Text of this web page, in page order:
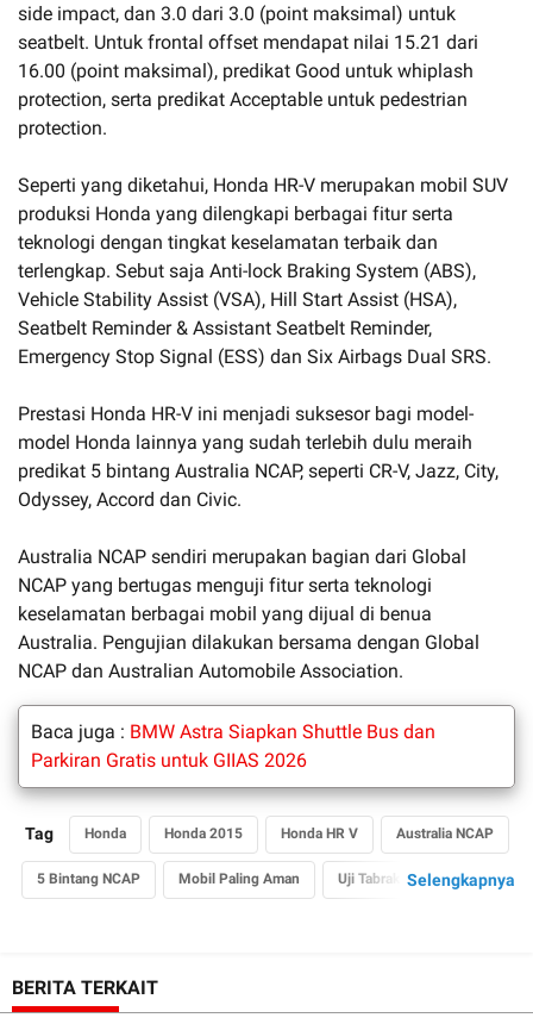
side impact, dan 3.0 dari 3.0 (point maksimal) untuk
seatbelt. Untuk frontal offset mendapat nilai 15.21 dari
16.00 (point maksimal), predikat Good untuk whiplash
protection, serta predikat Acceptable untuk pedestrian
protection.
Seperti yang diketahui, Honda HR-V merupakan mobil SUV
produksi Honda yang dilengkapi berbagai fitur serta
teknologi dengan tingkat keselamatan terbaik dan
terlengkap. Sebut saja Anti-lock Braking System (ABS),
Vehicle Stability Assist (VSA), Hill Start Assist (HSA),
Seatbelt Reminder & Assistant Seatbelt Reminder,
Emergency Stop Signal (ESS) dan Six Airbags Dual SRS.
Prestasi Honda HR-V ini menjadi suksesor bagi model-
model Honda lainnya yang sudah terlebih dulu meraih
predikat 5 bintang Australia NCAP, seperti CR-V, Jazz, City,
Odyssey, Accord dan Civic.
Australia NCAP sendiri merupakan bagian dari Global
NCAP yang bertugas menguji fitur serta teknologi
keselamatan berbagai mobil yang dijual di benua
Australia. Pengujian dilakukan bersama dengan Global
NCAP dan Australian Automobile Association.
Baca juga : BMW Astra Siapkan Shuttle Bus dan
Parkiran Gratis untuk GIIAS 2026
Tag Honda Honda 2015 Honda HR V Australia NCAP
5 Bintang NCAP Mobil Paling Aman Uji Tabrak NCAPSelengkapnya
BERITA TERKAIT